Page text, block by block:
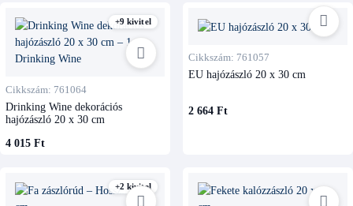
+9 kivitel
Cikkszám: 761064
Drinking Wine dekorációs
hajózászló 20 x 30 cm
4 015 Ft
Cikkszám: 761057
EU hajózászló 20 x 30 cm
2 664 Ft
+2 kivitel